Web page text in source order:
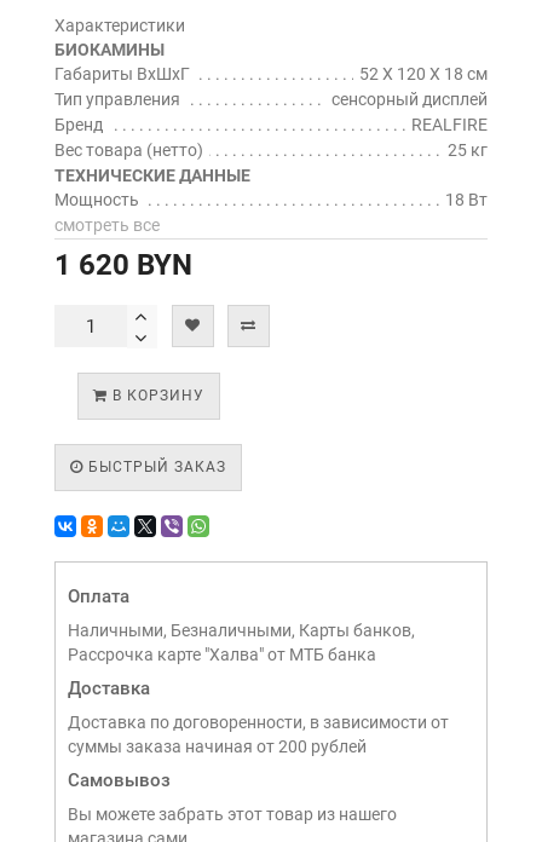
Характеристики
БИОКАМИНЫ
Габариты ВхШхГ
52 Х 120 Х 18 см
Тип управления
сенсорный дисплей
Бренд
REALFIRE
Вес товара (нетто)
25 кг
ТЕХНИЧЕСКИЕ ДАННЫЕ
Мощность
18 Вт
смотреть все
1 620 BYN
В КОРЗИНУ
БЫСТРЫЙ ЗАКАЗ
Оплата
Наличными, Безналичными, Карты банков,
Рассрочка карте "Халва" от МТБ банка
Доставка
Доставка по договоренности, в зависимости от
суммы заказа начиная от 200 рублей
Самовывоз
Вы можете забрать этот товар из нашего